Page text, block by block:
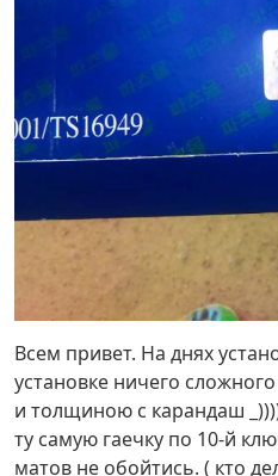
Всем привет. На днях
установке ничего
и толщиною с карандаш
ту самую гаечку по 10-й
матов не обойтись. ( кто